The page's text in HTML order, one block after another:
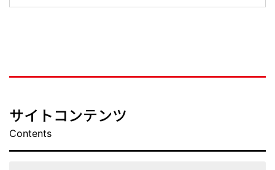
サイトコンテンツ
Contents